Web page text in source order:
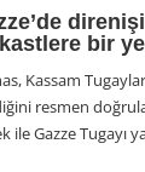
bir
Kassam
resmen
ile Gazze Tugayı